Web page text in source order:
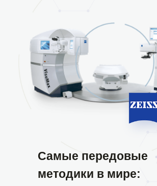
Самые передовые
методики в мире: